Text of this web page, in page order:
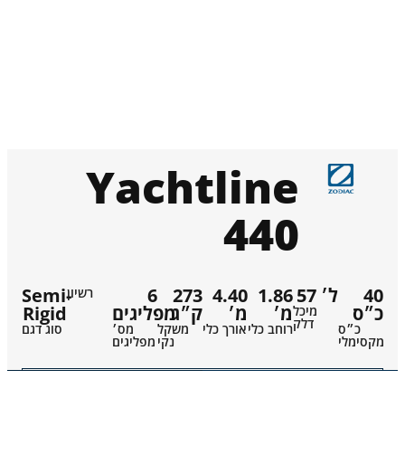
Yachtline
440
Semi-
Rigid
סוג דגם
רשיון 6
מפליגים
מס׳
מפליגים
273
ק״ג
משקל
נקי
4.40
מ׳
אורך כלי
1.86
מ׳
רוחב כלי
57 ל׳
מיכל
דלק
40
כ״ס
כ״ס
מקסימלי